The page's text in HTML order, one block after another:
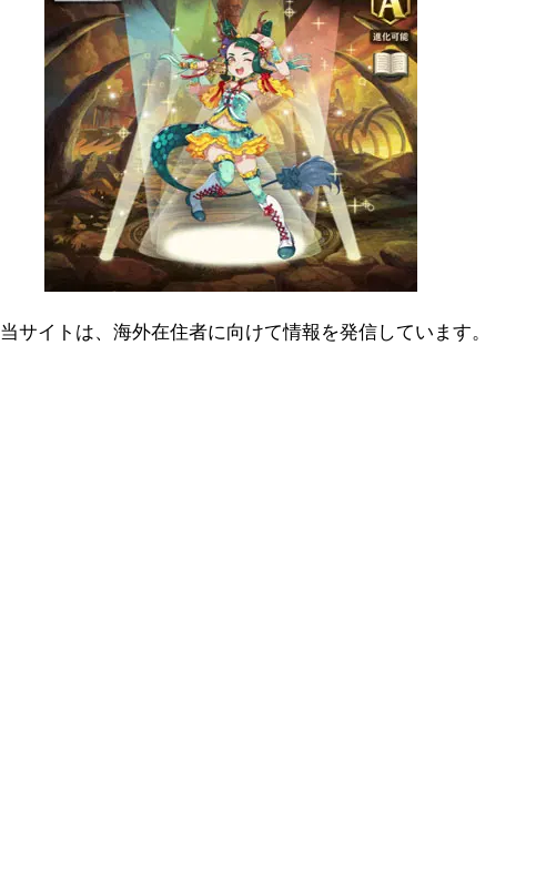
当サイトは、海外在住者に向けて情報を発信しています。